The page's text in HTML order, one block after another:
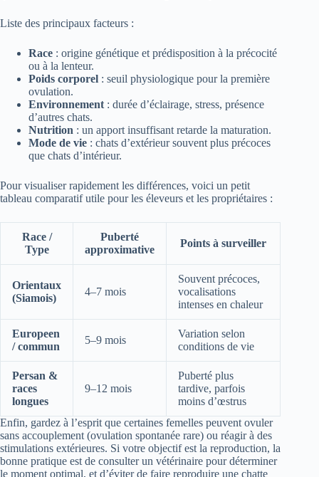
Liste des principaux facteurs :
Race : origine génétique et prédisposition à la précocité
ou à la lenteur.
Poids corporel : seuil physiologique pour la première
ovulation.
Environnement : durée d’éclairage, stress, présence
d’autres chats.
Nutrition : un apport insuffisant retarde la maturation.
Mode de vie : chats d’extérieur souvent plus précoces
que chats d’intérieur.
Pour visualiser rapidement les différences, voici un petit
tableau comparatif utile pour les éleveurs et les propriétaires :
Race /
Type
Puberté
approximative
Points à surveiller
Orientaux
(Siamois)
4–7 mois
Souvent précoces,
vocalisations
intenses en chaleur
Europeen
/ commun
5–9 mois
Variation selon
conditions de vie
Persan &
races
longues
9–12 mois
Puberté plus
tardive, parfois
moins d’œstrus
Enfin, gardez à l’esprit que certaines femelles peuvent ovuler
sans accouplement (ovulation spontanée rare) ou réagir à des
stimulations extérieures. Si votre objectif est la reproduction, la
bonne pratique est de consulter un vétérinaire pour déterminer
le moment optimal, et d’éviter de faire reproduire une chatte